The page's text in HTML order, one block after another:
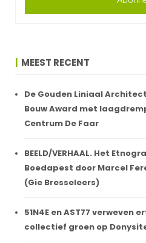
MEEST RECENT
De Gouden Liniaal
Bouw Award met
Centrum De Faar
BEELD/VERHAAL. Het
Boedapest door Marcel
(Gie Bresseleers)
51N4E en AST77 verweven
collectief groen op